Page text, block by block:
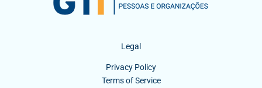
Legal
Privacy Policy
Terms of Service